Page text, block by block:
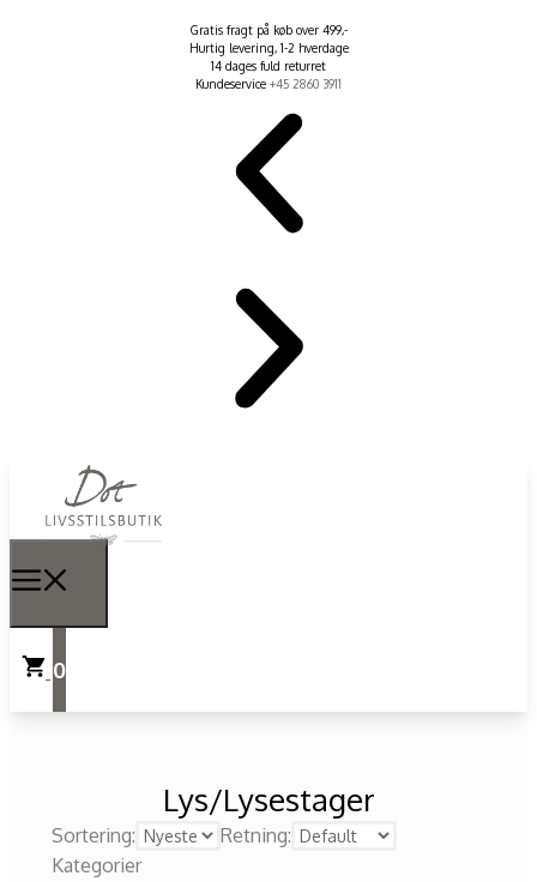
Gratis fragt på køb over 499,-
Hurtig levering, 1-2 hverdage
14 dages fuld returret
Kundeservice +45 2860 3911
0
Lys/Lysestager
Sortering:
Retning:
Kategorier